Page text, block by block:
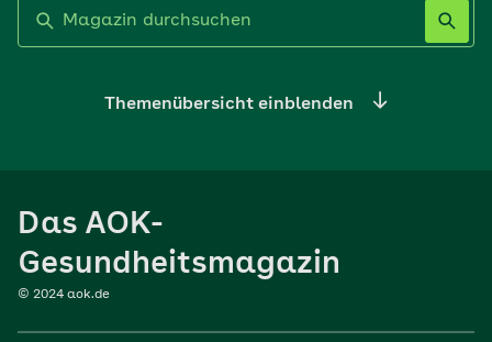
Themenübersicht einblenden
Sport
Das AOK-
Gesundheitsmagazin
© 2024 aok.de